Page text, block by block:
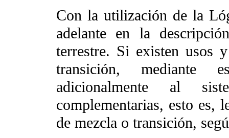
Con la utilización de la
adelante en la
terrestre. Si existen usos
transición, mediante
adicionalmente al
complementarias, esto es,
de mezcla o transición,